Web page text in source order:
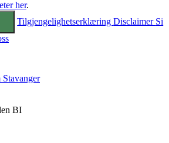
her.
TilgjengelighetserklæringDisclaimer Si
Stavanger
BI